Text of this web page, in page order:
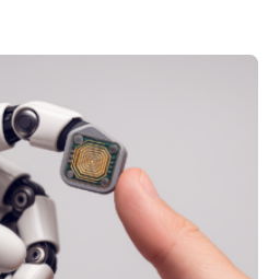
sind oder in ihrer
und Datenübertragung. Die
Begleitung
Das Ziel ist
Zustand der Person
Personen unterstützt
Alarm schlägt. „Die Idee